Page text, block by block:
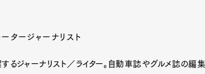
ータージャーナリスト
るジャーナリスト／ライター。自動車誌やグルメ誌の編